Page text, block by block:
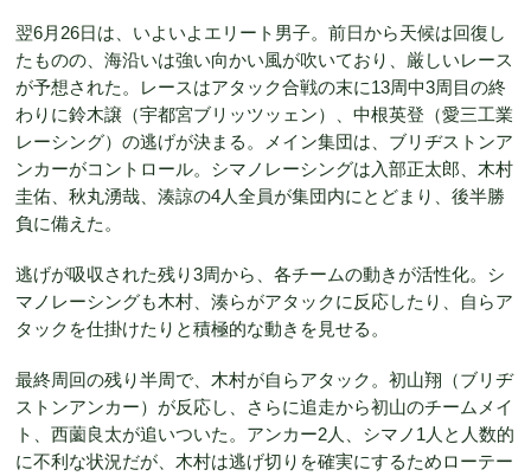
翌6月26日は、いよいよエリート男子。前日から天候は回復し
たものの、海沿いは強い向かい風が吹いており、厳しいレース
が予想された。レースはアタック合戦の末に13周中3周目の終
わりに鈴木譲（宇都宮ブリッツッェン）、中根英登（愛三工業
レーシング）の逃げが決まる。メイン集団は、ブリヂストンア
ンカーがコントロール。シマノレーシングは入部正太郎、木村
圭佑、秋丸湧哉、湊諒の4人全員が集団内にとどまり、後半勝
負に備えた。
逃げが吸収された残り3周から、各チームの動きが活性化。シ
マノレーシングも木村、湊らがアタックに反応したり、自らア
タックを仕掛けたりと積極的な動きを見せる。
最終周回の残り半周で、木村が自らアタック。初山翔（ブリヂ
ストンアンカー）が反応し、さらに追走から初山のチームメイ
ト、西薗良太が追いついた。アンカー2人、シマノ1人と人数的
に不利な状況だが、木村は逃げ切りを確実にするためローテー